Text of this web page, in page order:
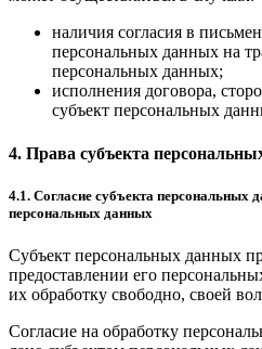
наличия согласия в
персональных данных на
персональных данных;
исполнения договора,
субъект персональных
4. Права субъекта
4.1. Согласие субъекта персональных
персональных данных
Субъект персональных данных
предоставлении его
их обработку свободно, своей
Согласие на обработку